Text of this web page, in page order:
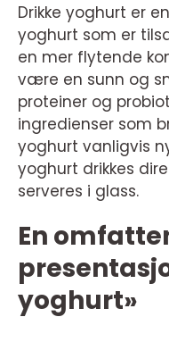
Drikke yoghurt er
yoghurt som er
en mer flytende
være en sunn og
proteiner og
ingredienser som
yoghurt vanligvis
yoghurt drikkes
serveres i glass.
En
yoghurt»